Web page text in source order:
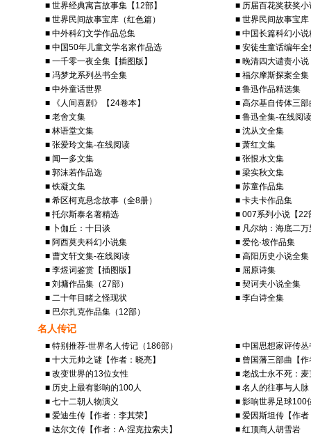
■ 世界经典寓言故事集【12部】
■ 历届百花奖获奖
■ 世界民间故事宝库（红色篇）
■ 世界民间故事宝
■ 中外科幻文学作品总集
■ 中国长篇科幻小说
■ 中国50年儿童文学名家作品选
■ 安徒生童话编年全
■ 一千零一夜全集【插图版】
■ 晚清四大谴责小说
■ 冯梦龙系列丛书全集
■ 福尔摩斯探案全集
■ 中外童话世界
■ 鲁迅作品精选集
■ 《人间喜剧》【24卷本】
■ 高尔基自传体三部
■ 老舍文集
■ 鲁迅全集-在线阅读
■ 林语堂文集
■ 沈从文全集
■ 张爱玲文集-在线阅读
■ 萧红文集
■ 闻一多文集
■ 张恨水文集
■ 郭沫若作品选
■ 梁实秋文集
■ 铁凝文集
■ 苏童作品集
■ 希区柯克悬念故事（全8册）
■ 卡夫卡作品集
■ 托尔斯泰名著精选
■ 007系列小说【22
■ 卜伽丘：十日谈
■ 凡尔纳：海底二万
■ 阿西莫夫科幻小说集
■ 爱伦·坡作品集
■ 曹文轩文集-在线阅读
■ 高阳历史小说全集
■ 李煜词鉴赏【插图版】
■ 屈原诗集
■ 刘墉作品集（27部）
■ 契诃夫小说全集
■ 二十年目睹之怪现状
■ 李白诗全集
■ 巴尔扎克作品集（12部）
名人传记
■ 特别推荐-世界名人传记（186部）
■ 中国思想家评传
■ 十大元帅之谜【作者：晓亮】
■ 曾国藩三部曲【
■ 改变世界的13位女性
■ 老战士永不死：
■ 历史上最有影响的100人
■ 名人的往事与人脉
■ 七十二朝人物演义
■ 影响世界足球100
■ 爱迪生传【作者：李其荣】
■ 爱因斯坦传【作
■ 达尔文传【作者：A·涅克拉索夫】
■ 红顶商人胡雪岩